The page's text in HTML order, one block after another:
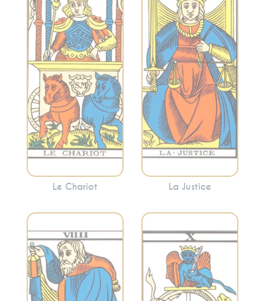
la détermination, le
contrôle et
l’avancement. Le
Chariot indique
souvent la
nécessité de
surmonter les
obstacles avec
détermination.
Le Chariot
et les
conséquences.
Cette carte peut
signaler la
nécessité de
prendre des
décisions
équitables ou de
faire face aux
conséquences de
vos actions.
La Justice
Incarne la
recherche
intérieure, la
sagesse solitaire et
Évoque le
changement, les
cycles et les